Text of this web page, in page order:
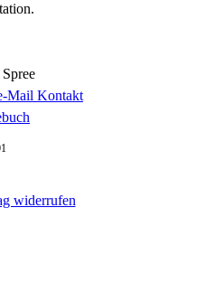
Mail KontaktOpens
widerrufen